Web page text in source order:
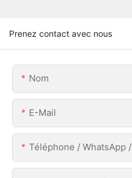
Prenez contact avec nous
Nom
E-Mail
Téléphone / WhatsApp